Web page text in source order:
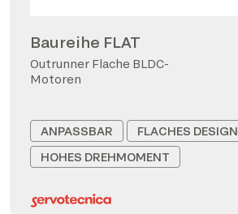
Baureihe FLAT
Outrunner Flache BLDC-
Motoren
ANPASSBAR
FLACHES DESIGN
HOHES DREHMOMENT